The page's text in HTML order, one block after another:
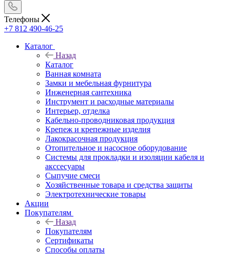
Телефоны
+7 812 490-46-25
Каталог
Назад
Каталог
Ванная комната
Замки и мебельная фурнитура
Инженерная сантехника
Инструмент и расходные материалы
Интерьер, отделка
Кабельно-проводниковая продукция
Крепеж и крепежные изделия
Лакокрасочная продукция
Отопительное и насосное оборудование
Системы для прокладки и изоляции кабеля и
акссесуары
Сыпучие смеси
Хозяйственные товара и средства защиты
Электротехнические товары
Акции
Покупателям
Назад
Покупателям
Сертификаты
Способы оплаты